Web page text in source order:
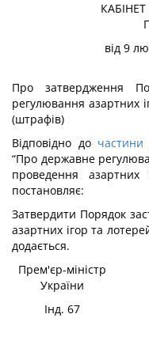
від 9
Про затвердження
регулювання азартних
(штрафів)
Відповідно до частини
“Про державне
проведення азартних
постановляє:
Затвердити Порядок
азартних ігор та
додається.
Прем'єр-міністр
України
Інд. 67